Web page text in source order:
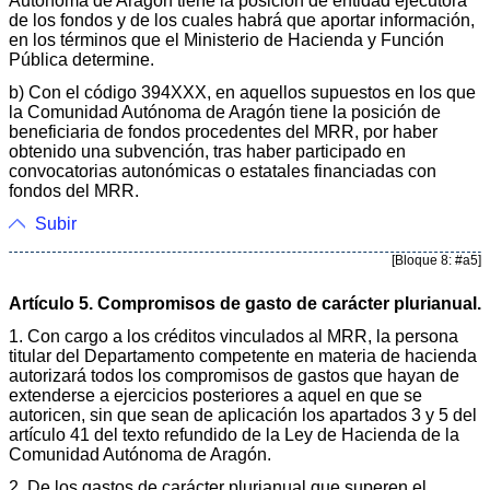
de los fondos y de los cuales habrá que aportar información,
en los términos que el Ministerio de Hacienda y Función
Pública determine.
b) Con el código 394XXX, en aquellos supuestos en los que
la Comunidad Autónoma de Aragón tiene la posición de
beneficiaria de fondos procedentes del MRR, por haber
obtenido una subvención, tras haber participado en
convocatorias autonómicas o estatales financiadas con
fondos del MRR.
Subir
[Bloque 8: #a5]
Artículo 5. Compromisos de gasto de carácter plurianual.
1. Con cargo a los créditos vinculados al MRR, la persona
titular del Departamento competente en materia de hacienda
autorizará todos los compromisos de gastos que hayan de
extenderse a ejercicios posteriores a aquel en que se
autoricen, sin que sean de aplicación los apartados 3 y 5 del
artículo 41 del texto refundido de la Ley de Hacienda de la
Comunidad Autónoma de Aragón.